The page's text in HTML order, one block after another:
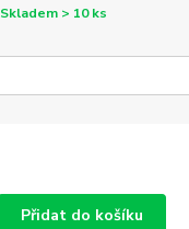
Skladem > 10 ks
Přidat do košíku